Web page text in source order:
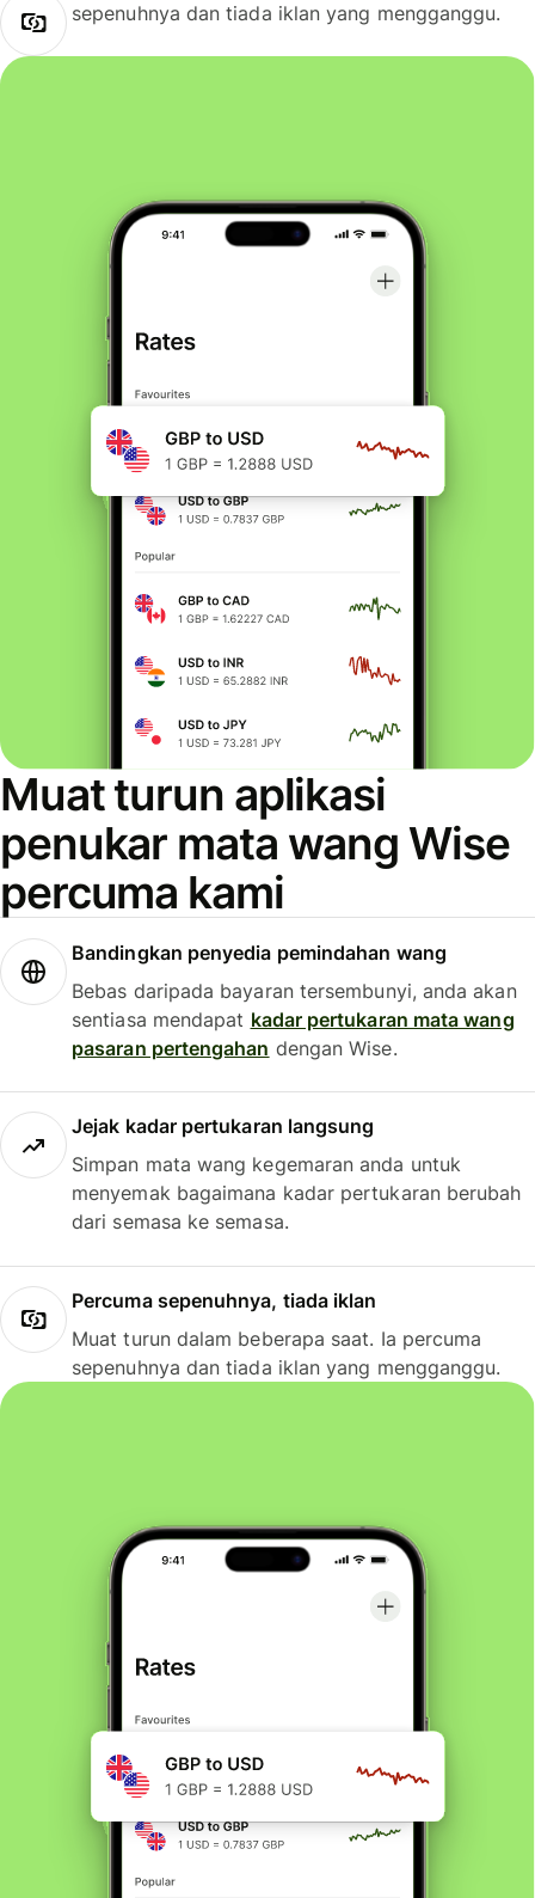
sepenuhnya dan tiada iklan yang mengganggu.
Muat turun aplikasi
penukar mata wang Wise
percuma kami
Bandingkan penyedia pemindahan wang
Bebas daripada bayaran tersembunyi, anda akan
sentiasa mendapat kadar pertukaran mata wang
pasaran pertengahan dengan Wise.
Jejak kadar pertukaran langsung
Simpan mata wang kegemaran anda untuk
menyemak bagaimana kadar pertukaran berubah
dari semasa ke semasa.
Percuma sepenuhnya, tiada iklan
Muat turun dalam beberapa saat. Ia percuma
sepenuhnya dan tiada iklan yang mengganggu.